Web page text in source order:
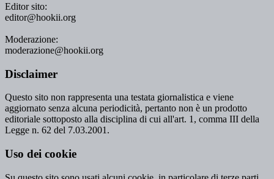
Editor sito:
editor@hookii.org
Moderazione:
moderazione@hookii.org
Disclaimer
Questo sito non rappresenta una testata giornalistica e viene
aggiornato senza alcuna periodicità, pertanto non è un prodotto
editoriale sottoposto alla disciplina di cui all'art. 1, comma III della
Legge n. 62 del 7.03.2001.
Uso dei cookie